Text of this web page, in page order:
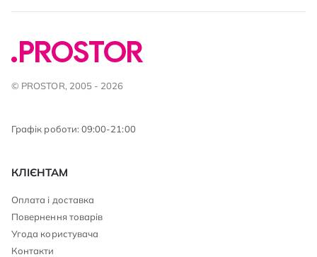
© PROSTOR, 2005 - 2026
Графік роботи: 09:00-21:00
КЛІЄНТАМ
Оплата і доставка
Повернення товарів
Угода користувача
Контакти